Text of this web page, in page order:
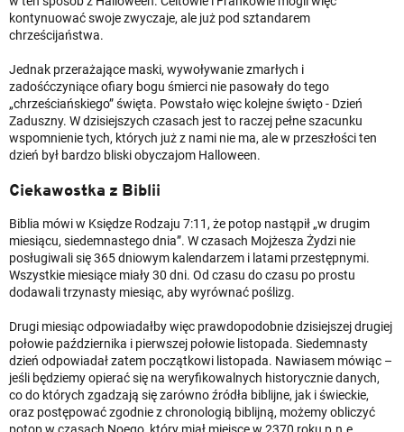
kontynuować swoje zwyczaje, ale już pod sztandarem
chrześcijaństwa.
Jednak przerażające maski, wywoływanie zmarłych i
zadośćczyniące ofiary bogu śmierci nie pasowały do tego
„chrześciańskiego” święta. Powstało więc kolejne święto - Dzień
Zaduszny. W dzisiejszych czasach jest to raczej pełne szacunku
wspomnienie tych, których już z nami nie ma, ale w przeszłości ten
dzień był bardzo bliski obyczajom Halloween.
Ciekawostka z Biblii
Biblia mówi w Księdze Rodzaju 7:11, że potop nastąpił „w drugim
miesiącu, siedemnastego dnia”. W czasach Mojżesza Żydzi nie
posługiwali się 365 dniowym kalendarzem i latami przestępnymi.
Wszystkie miesiące miały 30 dni. Od czasu do czasu po prostu
dodawali trzynasty miesiąc, aby wyrównać poślizg.
Drugi miesiąc odpowiadałby więc prawdopodobnie dzisiejszej drugiej
połowie października i pierwszej połowie listopada. Siedemnasty
dzień odpowiadał zatem początkowi listopada. Nawiasem mówiąc –
jeśli będziemy opierać się na weryfikowalnych historycznie danych,
co do których zgadzają się zarówno źródła biblijne, jak i świeckie,
oraz postępować zgodnie z chronologią biblijną, możemy obliczyć